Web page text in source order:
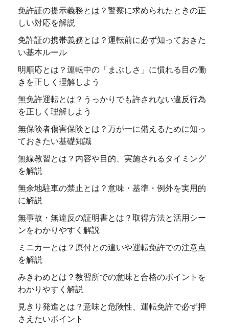
免許証の提示義務とは？警察に求められたときの正
しい対応を解説
免許証の携帯義務とは？運転前に必ず知っておきた
い基本ルール
明順応とは？運転中の「まぶしさ」に慣れる目の働
きを正しく理解しよう
無免許運転とは？うっかりでも許されない違反行為
を正しく理解しよう
無保険者傷害保険とは？万が一に備えるために知っ
ておきたい基礎知識
無線教習とは？内容や目的、実施されるタイミング
を解説
無余地駐車の禁止とは？意味・基準・例外を実用的
に解説
無事故・無違反の証明書とは？取得方法と活用シー
ンをわかりやすく解説
ミニカーとは？原付との違いや運転免許での注意点
を解説
みきわめとは？教習所での意味と合格のポイントを
わかりやすく解説
見きり発進とは？意味と危険性、運転免許で必ず押
さえたいポイント